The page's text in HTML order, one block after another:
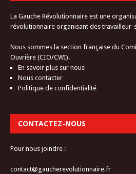
La Gauche Révolutionnaire est une
révolutionnaire organisant des travailleur-
Nous sommes la section française du
Ouvrière (CIO/CWI).
En savoir plus sur nous
Nous contacter
Politique de confidentialité
CONTACTEZ-NOUS
Pour nous joindre :
contact@gaucherevolutionnaire.fr